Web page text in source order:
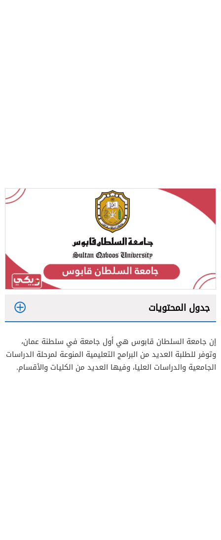
جدول المحتويات
2
3
إن جامعة السلطان قابوس هي أول جامعة في سلطنة عمان،
وتوفر للطلبة العديد من البرامج التعليمية المنوعة لمرحلة الدراسات
الجامعية والدراسات العليا، وفيها العديد من الكليات والأقسام.